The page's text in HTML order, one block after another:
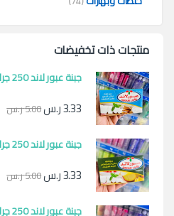
منتجات ذات تخفيضات
جبنة عبور لاند 250 جرام بالقشطه
3.33ر.س5.00ر.س
جبنة عبور لاند 250 جرام بالفلمنك
3.33ر.س5.00ر.س
جبنة عبور لاند 250 جرام بالبسطرمه